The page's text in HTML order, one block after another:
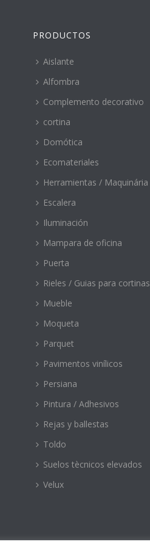
PRODUCTOS
Aislante
Alfombra
Complemento decorativo
cortina
Domótica
Ecomateriales
Herramientas / Maquinária
Escalera
Iluminación
Mampara de oficina
Puerta
Rieles / Guias para cortinas
Mueble
Moqueta
Parquet
Pavimentos vinílicos
Persiana
Pintura / Adhesivos
Rejas y ballestas
Toldo
Suelos tècnicos elevados
Velux